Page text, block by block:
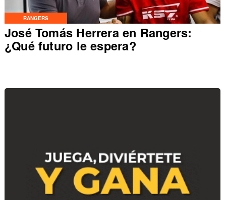
RANGERS
José Tomás Herrera en Rangers:
¿Qué futuro le espera?